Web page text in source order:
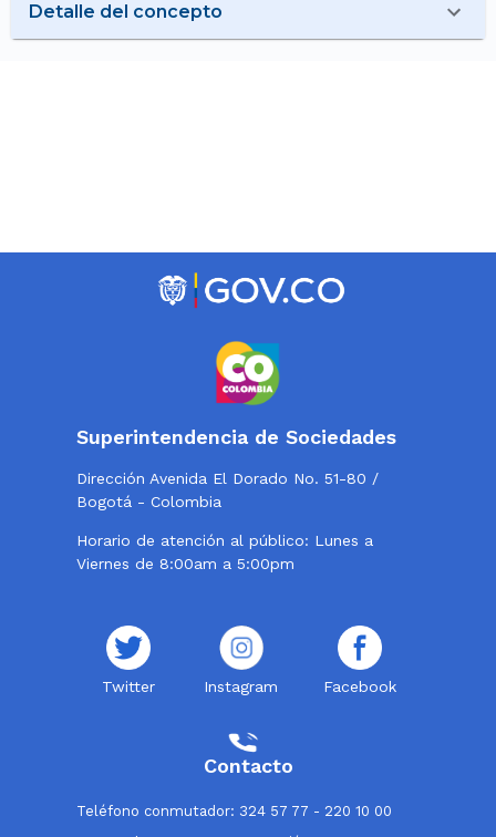
Detalle del concepto
Superintendencia de Sociedades
Dirección Avenida El Dorado No. 51-80 /
Bogotá - Colombia
Horario de atención al público: Lunes a
Viernes de 8:00am a 5:00pm
Twitter Instagram Facebook
Contacto
Teléfono conmutador: 324 57 77 - 220 10 00